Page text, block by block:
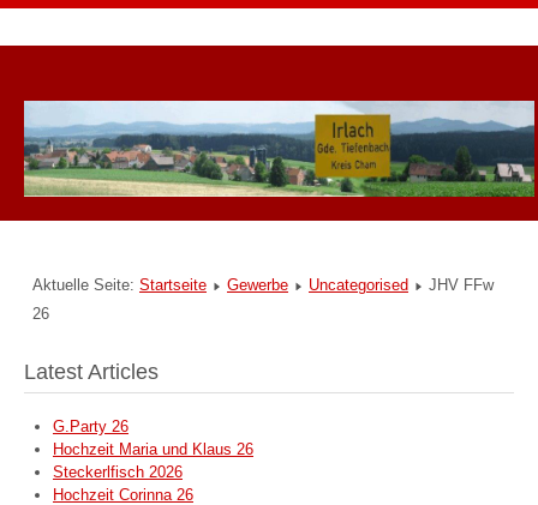
Aktuelle Seite: Startseite Gewerbe Uncategorised
JHV FFw
26
Latest Articles
G.Party 26
Hochzeit Maria und Klaus 26
Steckerlfisch 2026
Hochzeit Corinna 26